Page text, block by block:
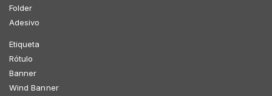
Folder
Adesivo
Etiqueta
Rótulo
Banner
Wind Banner